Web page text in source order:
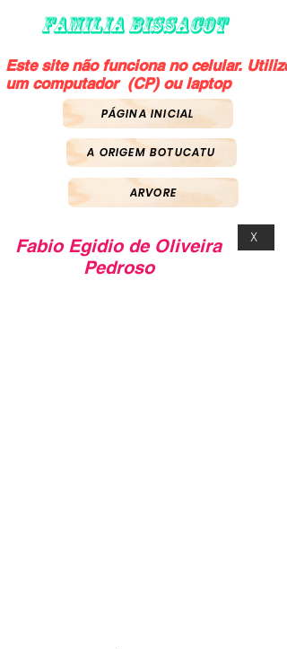
FAMILIA BISSACOT
Este site não funciona no celular. Utilize
um computador (CP) ou laptop
PÁGINA INICIAL
A ORIGEM BOTUCATU
ARVORE
Fabio Egidio de Oliveira
Pedroso
X